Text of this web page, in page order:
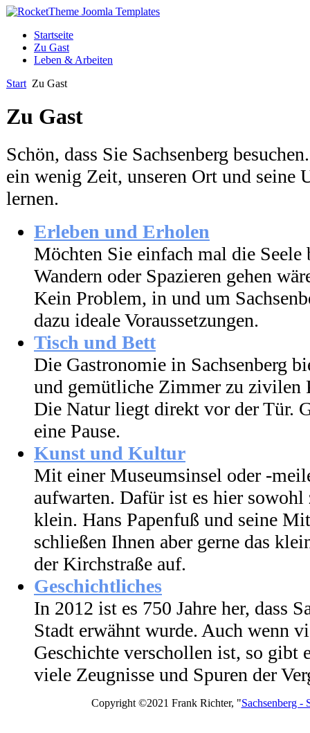
Startseite
Zu Gast
Leben & Arbeiten
Start Zu Gast
Zu Gast
Schön, dass Sie Sachsenberg
ein wenig Zeit, unseren Ort und seine
lernen.
Erleben und Erholen
Möchten Sie einfach mal die Seele
Wandern oder Spazieren gehen
Kein Problem, in und um
dazu ideale Voraussetzungen.
Tisch und Bett
Die Gastronomie in Sachsenberg
und gemütliche Zimmer zu zivilen
Die Natur liegt direkt vor der Tür.
eine Pause.
Kunst und Kultur
Mit einer Museumsinsel oder -
aufwarten. Dafür ist es hier sowohl
klein. Hans Papenfuß und seine
schließen Ihnen aber gerne das
der Kirchstraße auf.
Geschichtliches
In 2012 ist es 750 Jahre her, dass
Stadt erwähnt wurde. Auch wenn
Geschichte verschollen ist, so gibt
viele Zeugnisse und Spuren der
Copyright ©2021 Frank Richter, "Sachsenberg -